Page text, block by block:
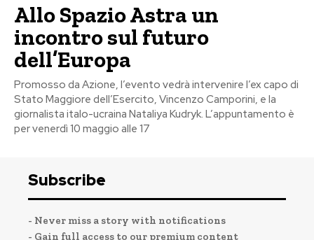
Allo Spazio Astra un
incontro sul futuro
dell’Europa
Promosso da Azione, l’evento vedrà intervenire l’ex capo di
Stato Maggiore dell’Esercito, Vincenzo Camporini, e la
giornalista italo-ucraina Nataliya Kudryk. L’appuntamento è
per venerdì 10 maggio alle 17
Subscribe
- Never miss a story with notifications
- Gain full access to our premium content